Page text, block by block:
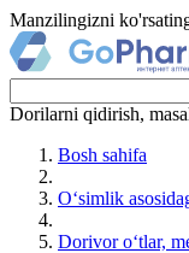
Manzilingizni
Dorilarni qidirish,
Bosh sahifa
O‘simlik
Dorivor o‘tlar,